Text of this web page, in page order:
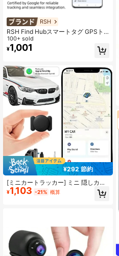
RSH
RSH Find Hubスマートタグ GPSト
ラッカー Android対応、世界的な正
確な位置特定ワイヤレスロケータ
ー、キー、荷物などの紛失防止ミニ
バシー保護と家族共有、理想的なギ
フト
100+ sold
¥1,001
¥292 節約
[ミニカートラッカー] ミニ 隠しカー
トラッカーデバイス、Airtagロケー
ター、グローバルGPSトラッカー |
¥1,103 -21% 概算